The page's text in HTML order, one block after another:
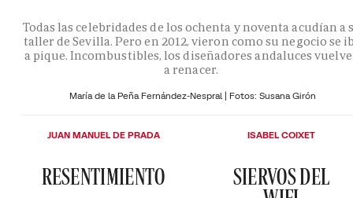
Todas las celebridades de los ochenta y noventa acudían a
taller de Sevilla. Pero en 2012, vieron como su negocio se
a pique. Incombustibles, los diseñadores andaluces
a renacer.
María de la Peña Fernández-Nespral | Fotos: Susana Girón
RESENTIMIENTO
JUAN MANUEL DE PRADA
SIERVOS DEL
ISABEL COIXET